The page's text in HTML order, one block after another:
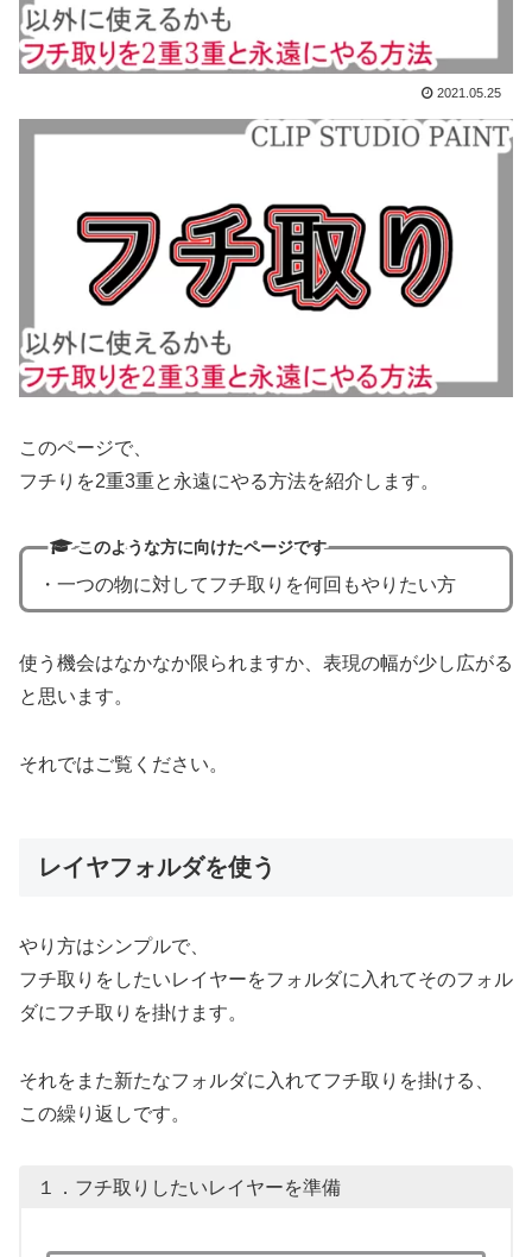
2021.05.25
このページで、
フチりを2重3重と永遠にやる方法を紹介します。
このような方に向けたページです
・一つの物に対してフチ取りを何回もやりたい方
使う機会はなかなか限られますか、表現の幅が少し広がる
と思います。
それではご覧ください。
レイヤフォルダを使う
やり方はシンプルで、
フチ取りをしたいレイヤーをフォルダに入れてそのフォル
ダにフチ取りを掛けます。
それをまた新たなフォルダに入れてフチ取りを掛ける、
この繰り返しです。
１．フチ取りしたいレイヤーを準備